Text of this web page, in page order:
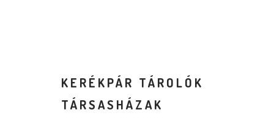
KERÉKPÁR TÁROLÓK
TÁRSASHÁZAK